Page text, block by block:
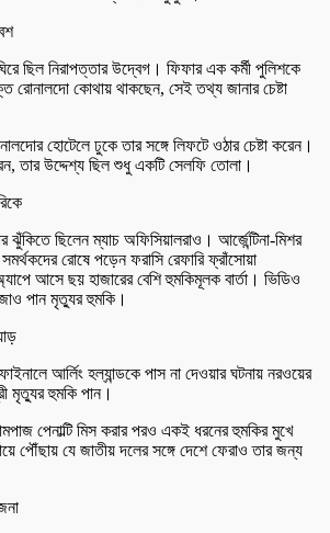
ছিল নিরাপত্তার উদ্বেগ। ফিফার এক কর্মী পুলিশকে
রোনালদো কোথায় থাকছেন, সেই তথ্য জানার চেষ্টা
হোটেলে ঢুকে তার সঙ্গে লিফটে ওঠার চেষ্টা করেন।
তার উদ্দেশ্য ছিল শুধু একটি সেলফি তোলা।
ঝুঁকিতে ছিলেন ম্যাচ অফিসিয়ালরাও। আর্জেন্টিনা-মিশর
রোষে পড়েন ফরাসি রেফারি ফ্রাঁসোয়া
আসে ছয় হাজারের বেশি হুমকিমূলক বার্তা। ভিডিও
পান মৃত্যুর হুমকি।
ফাইনালে আর্লিং হল্যান্ডকে পাস না দেওয়ার ঘটনায় নরওয়ের
মৃত্যুর হুমকি পান।
পেনাল্টি মিস করার পরও একই ধরনের হুমকির মুখে
পৌঁছায় যে জাতীয় দলের সঙ্গে দেশে ফেরাও তার জন্য